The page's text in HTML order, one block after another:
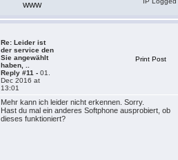
WWW
Re: Leider ist
der service den
Sie angewählt
haben, ..
Reply #11 - 01.
Dec 2016 at
13:01
Print Post
Mehr kann ich leider nicht erkennen. Sorry.
Hast du mal ein anderes Softphone ausprobiert, ob
dieses funktioniert?